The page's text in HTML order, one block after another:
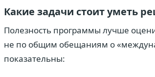
Какие задачи стоит уметь
Полезность программы лучше
не по общим обещаниям о
показательны: